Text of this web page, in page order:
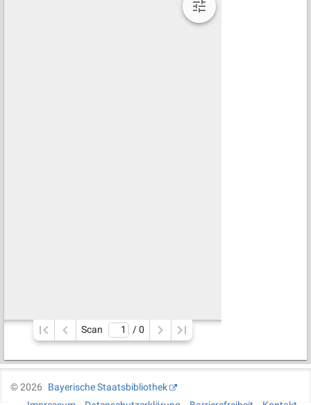
Scan / 0
©2026
Bayerische Staatsbibliothek